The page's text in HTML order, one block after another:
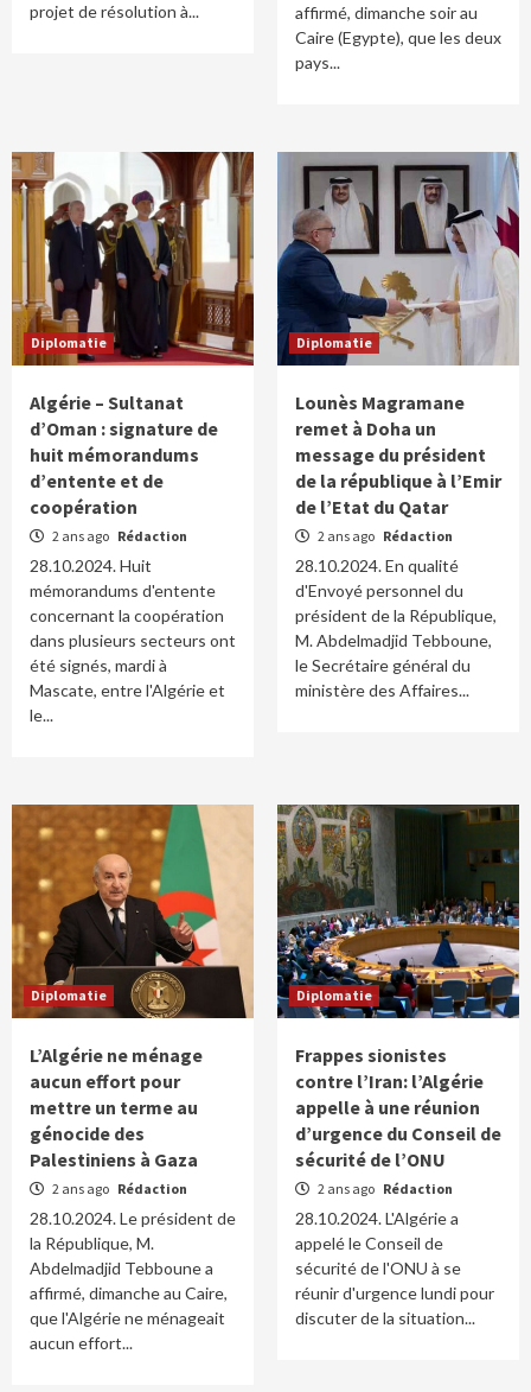
projet de résolution à...
affirmé, dimanche soir au
Caire (Egypte), que les deux
pays...
Diplomatie
Algérie – Sultanat
d’Oman : signature de
huit mémorandums
d’entente et de
coopération
2 ans ago Rédaction
28.10.2024. Huit
mémorandums d'entente
concernant la coopération
dans plusieurs secteurs ont
été signés, mardi à
Mascate, entre l'Algérie et
le...
Diplomatie
Lounès Magramane
remet à Doha un
message du président
de la république à l’Emir
de l’Etat du Qatar
2 ans ago Rédaction
28.10.2024. En qualité
d'Envoyé personnel du
président de la République,
M. Abdelmadjid Tebboune,
le Secrétaire général du
ministère des Affaires...
Diplomatie
L’Algérie ne ménage
aucun effort pour
mettre un terme au
génocide des
Palestiniens à Gaza
2 ans ago Rédaction
28.10.2024. Le président de
la République, M.
Abdelmadjid Tebboune a
affirmé, dimanche au Caire,
que l'Algérie ne ménageait
aucun effort...
Diplomatie
Frappes sionistes
contre l’Iran: l’Algérie
appelle à une réunion
d’urgence du Conseil de
sécurité de l’ONU
2 ans ago Rédaction
28.10.2024. L'Algérie a
appelé le Conseil de
sécurité de l'ONU à se
réunir d'urgence lundi pour
discuter de la situation...